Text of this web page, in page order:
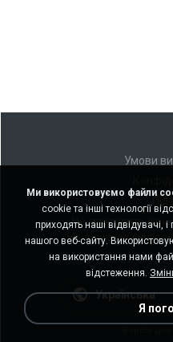
Умови
Не продавати мою
Не ділитися моєю
Українська
Ми використовуємо файли
cookie та інші технології
приходять наші відвідувачі,
нашого веб-сайту.
на використання нами
відстеження.
Я